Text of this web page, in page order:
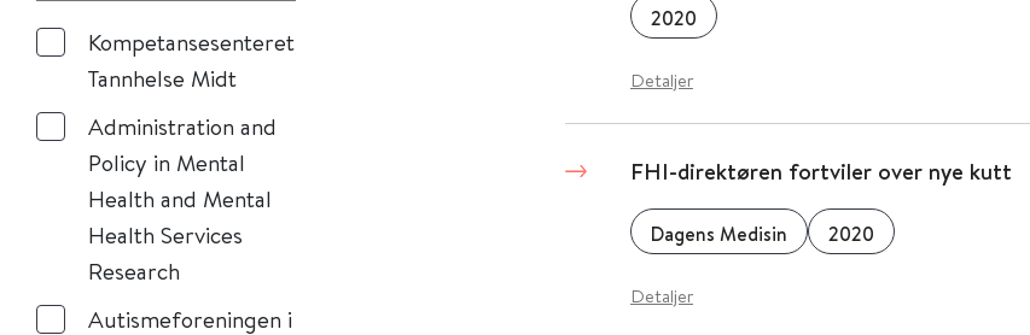
Kompetansesenteret
Tannhelse Midt
Administration and
Policy in Mental
Health and Mental
Health Services
Research
Autismeforeningen i
2020
Detaljer
FHI-direktøren fortviler over nye kutt
Dagens Medisin 2020
Detaljer